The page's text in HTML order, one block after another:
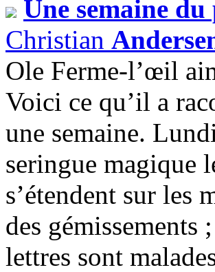
Une semaine
Christian
Ole Ferme-l’œil
Voici ce qu’il a
une semaine.
seringue magique
s’étendent sur les
des gémissements
lettres sont